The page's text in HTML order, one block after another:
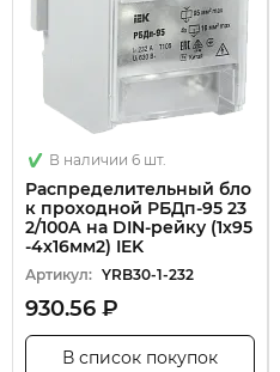
В наличии 6 шт.
Распределительный бло
к проходной РБДп-95 23
2/100А на DIN-рейку (1х95
-4х16мм2) IEK
Артикул: YRB30-1-232
930.56 ₽
В список покупок